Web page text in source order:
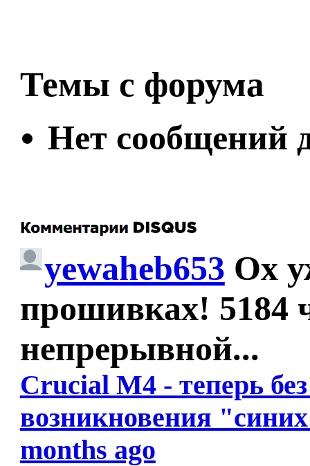
Темы с форума
Нет сообщений
yewaheb653 Ох
прошивках! 5184
непрерывной...
Crucial M4 - теперь
возникновения
months ago